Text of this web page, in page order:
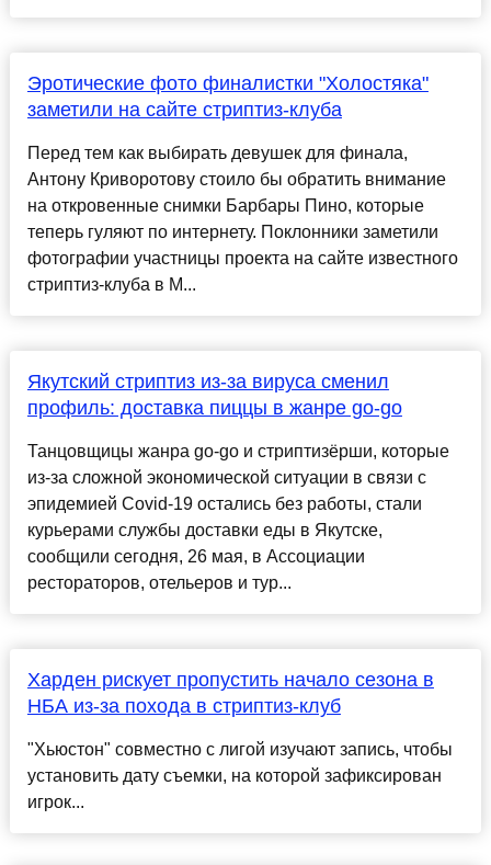
Эротические фото финалистки "Холостяка"
заметили на сайте стриптиз-клуба
Перед тем как выбирать девушек для финала,
Антону Криворотову стоило бы обратить внимание
на откровенные снимки Барбары Пино, которые
теперь гуляют по интернету. Поклонники заметили
фотографии участницы проекта на сайте известного
стриптиз-клуба в М...
Якутский стриптиз из-за вируса сменил
профиль: доставка пиццы в жанре go-go
Танцовщицы жанра go-go и стриптизёрши, которые
из-за сложной экономической ситуации в связи с
эпидемией Covid-19 остались без работы, стали
курьерами службы доставки еды в Якутске,
сообщили сегодня, 26 мая, в Ассоциации
рестораторов, отельеров и тур...
Харден рискует пропустить начало сезона в
НБА из-за похода в стриптиз-клуб
"Хьюстон" совместно с лигой изучают запись, чтобы
установить дату съемки, на которой зафиксирован
игрок...